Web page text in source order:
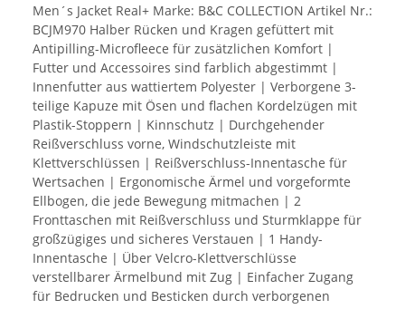
Men´s Jacket Real+ Marke: B&C COLLECTION Artikel Nr.:
BCJM970 Halber Rücken und Kragen gefüttert mit
Antipilling-Microfleece für zusätzlichen Komfort |
Futter und Accessoires sind farblich abgestimmt |
Innenfutter aus wattiertem Polyester | Verborgene 3-
teilige Kapuze mit Ösen und flachen Kordelzügen mit
Plastik-Stoppern | Kinnschutz | Durchgehender
Reißverschluss vorne, Windschutzleiste mit
Klettverschlüssen | Reißverschluss-Innentasche für
Wertsachen | Ergonomische Ärmel und vorgeformte
Ellbogen, die jede Bewegung mitmachen | 2
Fronttaschen mit Reißverschluss und Sturmklappe für
großzügiges und sicheres Verstauen | 1 Handy-
Innentasche | Über Velcro-Klettverschlüsse
verstellbarer Ärmelbund mit Zug | Einfacher Zugang
für Bedrucken und Besticken durch verborgenen